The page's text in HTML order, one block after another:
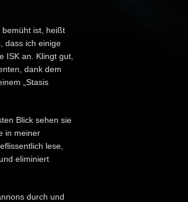
bemüht ist, heißt
dass ich einige
ISK an. Klingt gut,
dank dem
„Stasis
Blick sehen sie
in meiner
lese,
eliminiert
durch und